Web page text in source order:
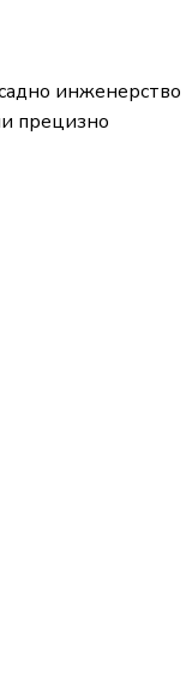
инженерство
прецизно